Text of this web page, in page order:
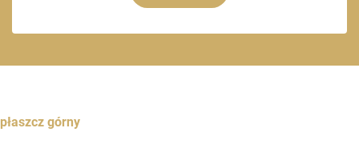
płaszcz górny